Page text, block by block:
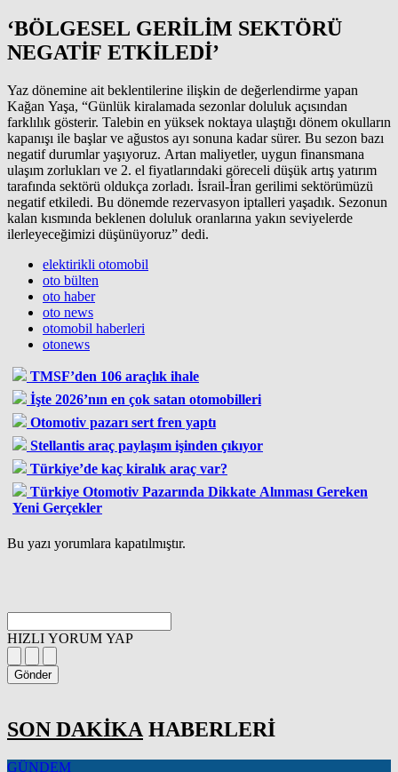
‘BÖLGESEL GERİLİM SEKTÖRÜ
NEGATİF ETKİLEDİ’
Yaz dönemine ait beklentilerine ilişkin de değerlendirme yapan
Kağan Yaşa, “Günlük kiralamada sezonlar doluluk açısından
farklılık gösterir. Talebin en yüksek noktaya ulaştığı dönem okulların
kapanışı ile başlar ve ağustos ayı sonuna kadar sürer. Bu sezon bazı
negatif durumlar yaşıyoruz. Artan maliyetler, uygun finansmana
ulaşım zorlukları ve 2. el fiyatlarındaki göreceli düşük artış yatırım
tarafında sektörü oldukça zorladı. İsrail-İran gerilimi sektörümüzü
negatif etkiledi. Bu dönemde rezervasyon iptalleri yaşadık. Sezonun
kalan kısmında beklenen doluluk oranlarına yakın seviyelerde
ilerleyeceğimizi düşünüyoruz” dedi.
elektirikli otomobil
oto bülten
oto haber
oto news
otomobil haberleri
otonews
TMSF’den 106 araçlık ihale
İşte 2026’nın en çok satan otomobilleri
Otomotiv pazarı sert fren yaptı
Stellantis araç paylaşım işinden çıkıyor
Türkiye’de kaç kiralık araç var?
Türkiye Otomotiv Pazarında Dikkate Alınması Gereken
Yeni Gerçekler
Bu yazı yorumlara kapatılmıştır.
HIZLI YORUM YAP
Gönder
SON DAKİKA HABERLERİ
GÜNDEM